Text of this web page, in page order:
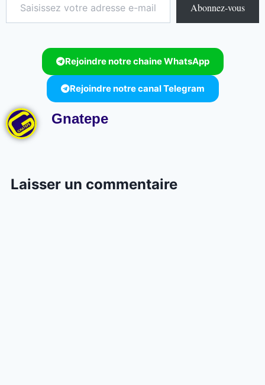
Abonnez-vous
Rejoindre notre chaine WhatsApp
Rejoindre notre canal Telegram
Gnatepe
Laisser un commentaire